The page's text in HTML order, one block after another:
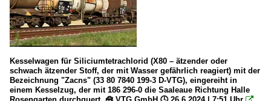
Kesselwagen für Siliciumtetrachlorid (X80 – ätzender oder
schwach ätzender Stoff, der mit Wasser gefährlich reagiert) mit der
Bezeichnung "Zacns" (33 80 7840 199-3 D-VTG), eingereiht in
einem Kesselzug, der mit 186 296-0 die Saaleaue Richtung Halle